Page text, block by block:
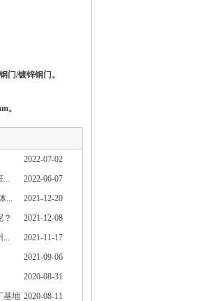
门/镀锌钢门。
。
2022-07-02
2022-06-07
...
2021-12-20
...
2021-12-08
？
2021-11-17
...
2021-09-06
2020-08-31
2020-08-11
基地